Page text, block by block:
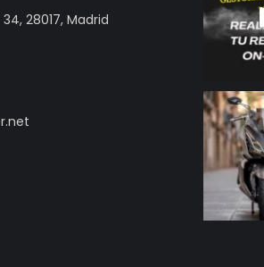
28017, Madrid